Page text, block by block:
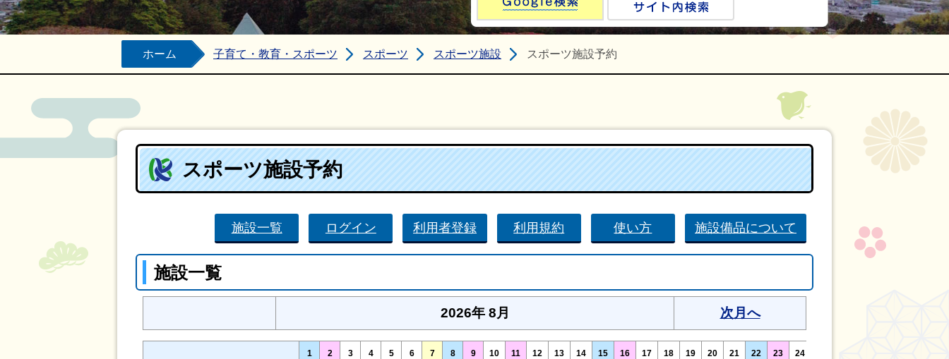
ホーム 子育て・教育・スポーツ スポーツ スポーツ施設 スポーツ施設予約
スポーツ施設予約
施設一覧 ログイン 利用者登録 利用規約 使い方 施設備品について
施設一覧
2026年 8月 次月へ
1 2 3 4 5 6 7 8 9 10 11 12 13 14 15 16 17 18 19 20 21 22 23 24